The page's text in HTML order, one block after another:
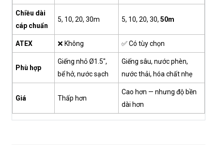
Chiều dài
cáp chuẩn
5, 10, 20, 30m 5, 10, 20, 30, 50m
ATEX ❌ Không ✅ Có tùy chọn
Phù hợp
Giếng nhỏ Ø1.5",
bể hở, nước sạch
Giếng sâu, nước phèn,
nước thải, hóa chất nhẹ
Giá Thấp hơn
Cao hơn — nhưng độ bền
dài hơn